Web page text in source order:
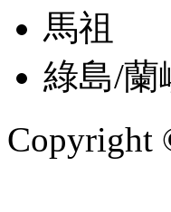
馬祖
綠島/蘭
Copyright